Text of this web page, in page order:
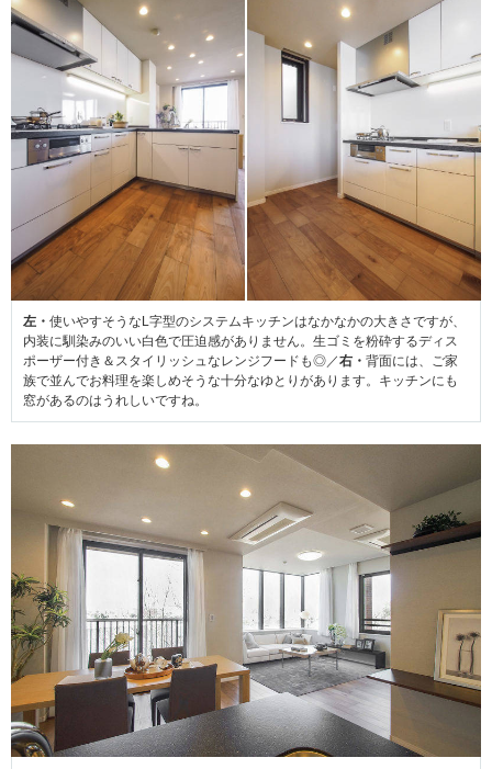
左・ 使いやすそうなL字型のシステムキッチンはなかなかの大きさですが、
内装に馴染みのいい白色で圧迫感がありません。生ゴミを粉砕するディス
ポーザー付き＆スタイリッシュなレンジフードも◎／右・ 背面には、ご家
族で並んでお料理を楽しめそうな十分なゆとりがあります。キッチンにも
窓があるのはうれしいですね。